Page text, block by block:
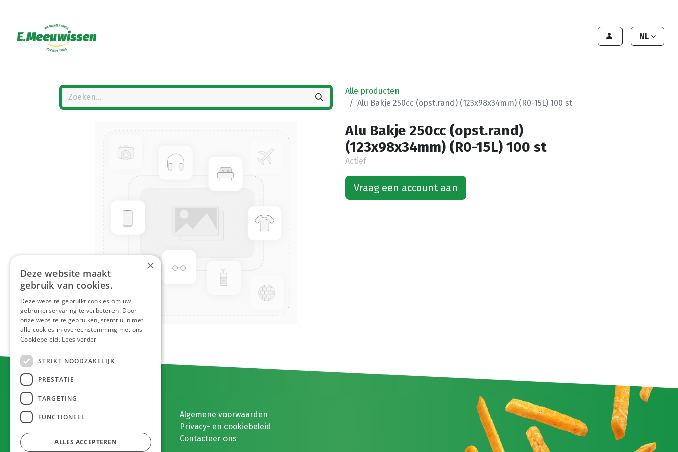
NL
Alle producten
Alu Bakje 250cc (opst.rand) (123x98x34mm) (R0-15L) 100 st
Alu Bakje 250cc (opst.rand)
(123x98x34mm) (R0-15L) 100 st
Actief
Vraag een account aan
E. MEEUWISSEN BV
Gaston Eyskenslaan 2
3900 Pelt, België
Algemene voorwaarden
Privacy- en cookiebeleid
Contacteer ons
×
Deze website maakt
gebruik van cookies.
Deze website gebruikt cookies om uw
gebruikerservaring te verbeteren. Door
onze website te gebruiken, stemt u in met
alle cookies in overeenstemming met ons
Cookiebeleid. Lees verder
STRIKT NOODZAKELIJK
PRESTATIE
TARGETING
FUNCTIONEEL
ALLES ACCEPTEREN